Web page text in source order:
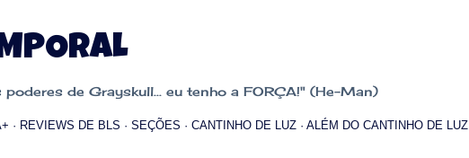
de Grayskull... eu tenho a FORÇA!" (He-Man)
REVIEWS DE BLS SEÇÕES CANTINHO DE LUZ ALÉM DO CANTINHO DE LUZ